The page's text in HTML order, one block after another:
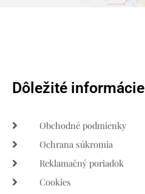
Dôležité informácie
Obchodné podmienky
Ochrana súkromia
Reklamačný poriadok
Cookies